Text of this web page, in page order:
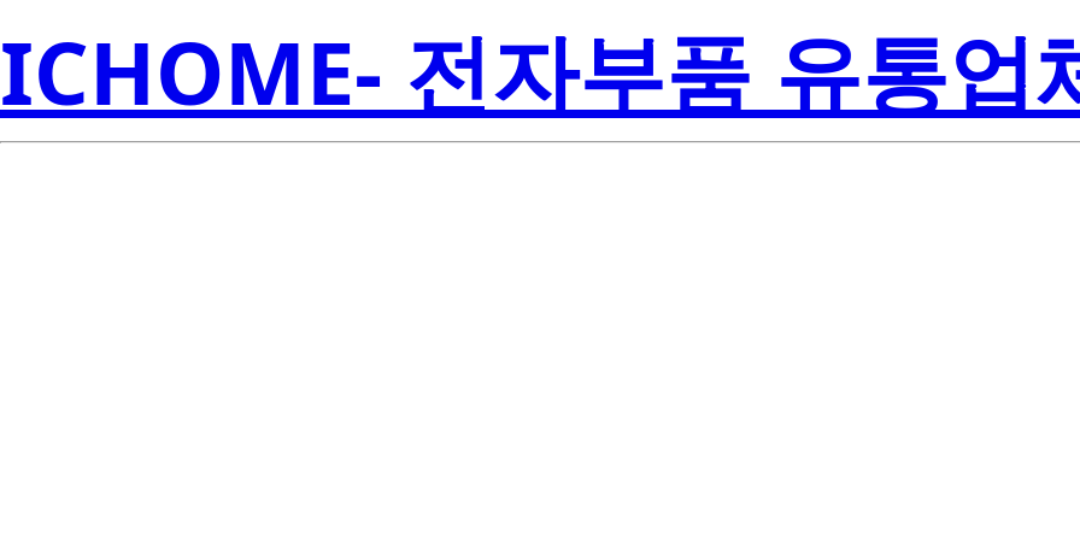
ICHOME- 전자부품 유통업